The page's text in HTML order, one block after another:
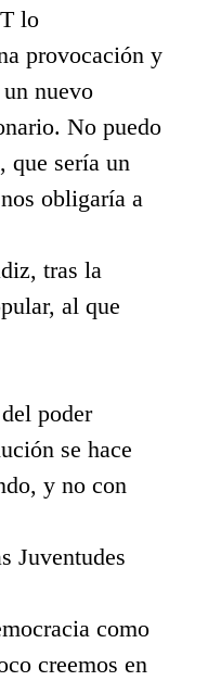
lo
provocación y
nuevo
No puedo
que sería un
obligaría a
tras la
al que
poder
se hace
y no con
Juventudes
como
creemos en